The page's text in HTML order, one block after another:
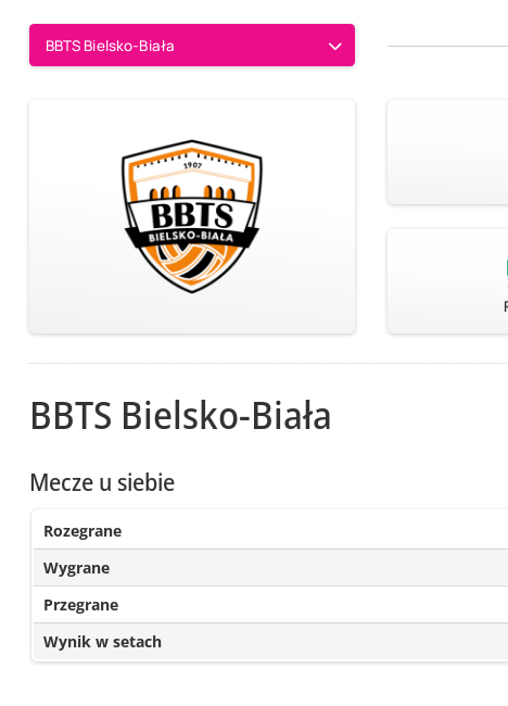
BBTS Bielsko-Biała
BBTS Bielsko-Biała
Mecze u siebie
Rozegrane
Wygrane
Przegrane
Wynik w setach